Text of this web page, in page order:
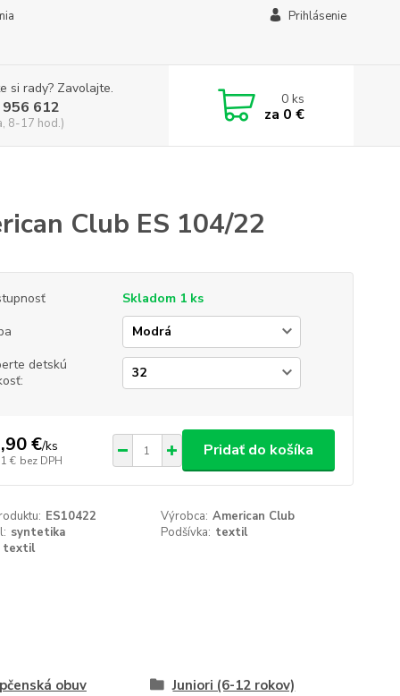
Prihlásenie
si rady? Zavolajte.
612
8-17 hod.)
0ks
za 0 €
Club ES 104/22
Skladom 1 ks
detskú
€/ks
€ bez DPH
Pridať do košíka
ES10422 Výrobca: American Club
syntetika Podšívka: textil
textil
obuv Juniori (6-12 rokov)